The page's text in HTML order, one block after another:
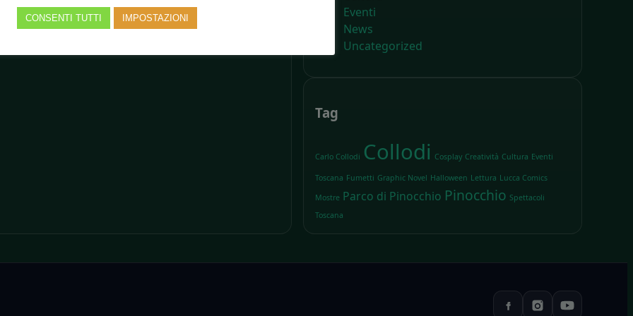
Eventi
News
Uncategorized
Tag
Carlo Collodi Collodi Cosplay Creatività Cultura Eventi
Toscana Fumetti Graphic Novel Halloween Lettura Lucca Comics
Mostre Parco di Pinocchio Pinocchio Spettacoli
Toscana
CONSENTI TUTTI IMPOSTAZIONI